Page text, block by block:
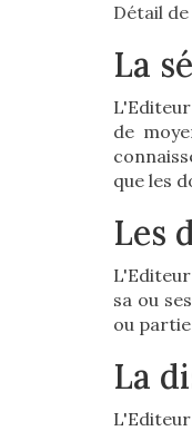
Détail
La
de
que les
Les
sa ou
ou
La